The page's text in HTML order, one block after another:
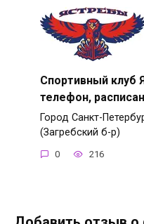
Спортивный клуб
телефон,
Город Санкт-
(Загребский б-р)
0 216